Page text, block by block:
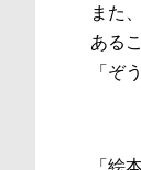
また
ある
「ぞ